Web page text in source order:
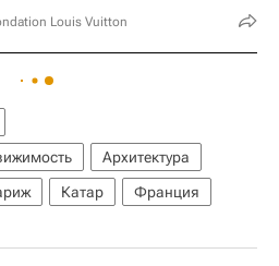
Louis Vuitton
Архитектура
Катар
Франция